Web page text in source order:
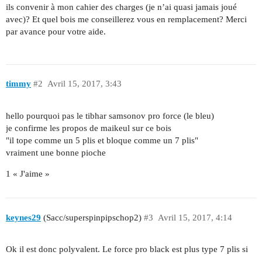
ils convenir à mon cahier des charges (je n’ai quasi jamais joué
avec)? Et quel bois me conseillerez vous en remplacement? Merci
par avance pour votre aide.
timmy Avril 15, 2017, 3:43
#2
hello pourquoi pas le tibhar samsonov pro force (le bleu)
je confirme les propos de maikeul sur ce bois
"il tope comme un 5 plis et bloque comme un 7 plis"
vraiment une bonne pioche
1 « J'aime »
keynes29 (Sacc/superspinpipschop2) Avril 15, 2017, 4:14
#3
Ok il est donc polyvalent. Le force pro black est plus type 7 plis si